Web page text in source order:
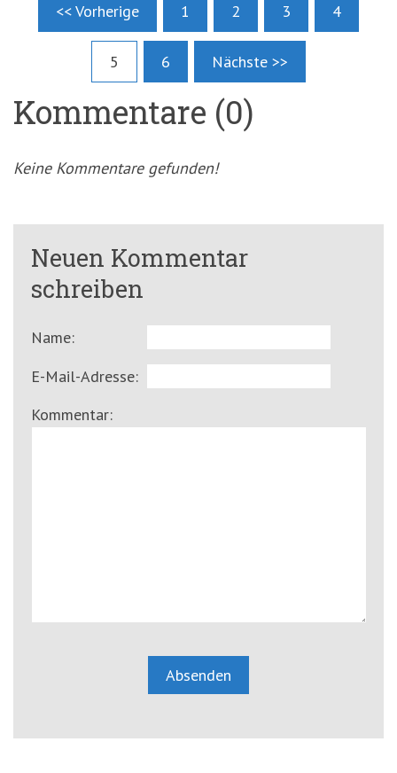
<< Vorherige 1 2 3 4
5 6 Nächste >>
Kommentare (0)
Keine Kommentare gefunden!
Neuen Kommentar
schreiben
Name:
E-Mail-Adresse:
Kommentar: